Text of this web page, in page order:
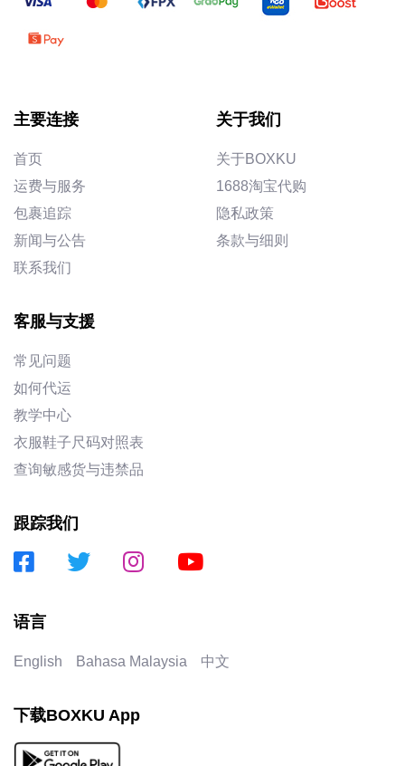
主要连接
首页
运费与服务
包裹追踪
新闻与公告
联系我们
关于我们
关于BOXKU
1688淘宝代购
隐私政策
条款与细则
客服与支援
常见问题
如何代运
教学中心
衣服鞋子尺码对照表
查询敏感货与违禁品
跟踪我们
语言
English Bahasa Malaysia 中文
下载BOXKU App